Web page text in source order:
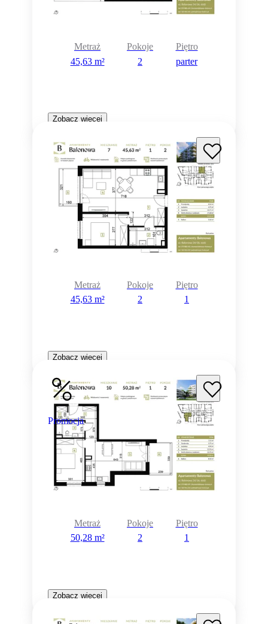
Metraż
45,63 m²
Pokoje
2
Piętro
parter
Zobacz więcej
Metraż
45,63 m²
Pokoje
2
Piętro
1
Zobacz więcej
Promocja
Metraż
50,28 m²
Pokoje
2
Piętro
1
Zobacz więcej